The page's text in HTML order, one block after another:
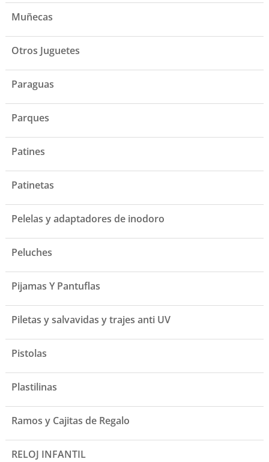
Muñecas
Otros Juguetes
Paraguas
Parques
Patines
Patinetas
Pelelas y adaptadores de inodoro
Peluches
Pijamas Y Pantuflas
Piletas y salvavidas y trajes anti UV
Pistolas
Plastilinas
Ramos y Cajitas de Regalo
RELOJ INFANTIL